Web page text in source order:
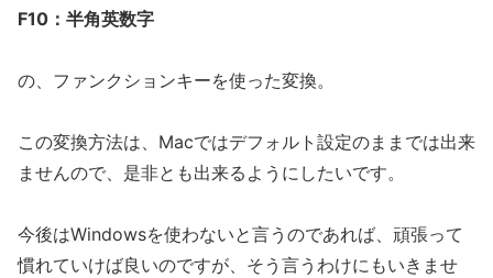
F10：半角英数字
の、ファンクションキーを使った変換。
この変換方法は、Macではデフォルト設定のままでは出来
ませんので、是非とも出来るようにしたいです。
今後はWindowsを使わないと言うのであれば、頑張って
慣れていけば良いのですが、そう言うわけにもいきませ